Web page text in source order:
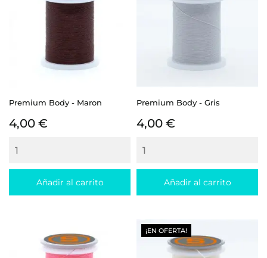
Premium Body - Maron
Precio
4,00 €
Añadir al carrito
Premium Body - Gris
Precio
4,00 €
Añadir al carrito
¡EN OFERTA!